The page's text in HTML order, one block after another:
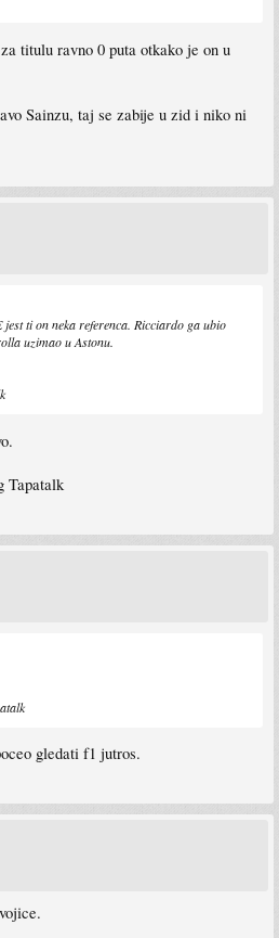
titulu ravno 0 puta otkako je on u
Sainzu, taj se zabije u zid i niko ni
jest ti on neka referenca. Ricciardo ga ubio
uzimao u Astonu.
Tapatalk
gledati f1 jutros.